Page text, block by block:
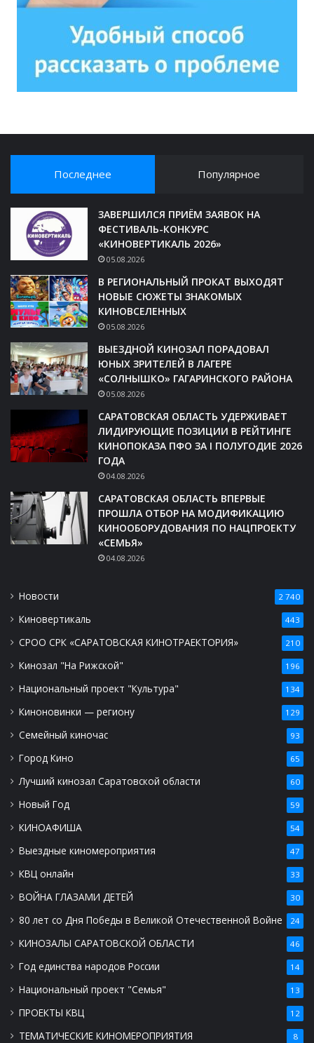
Последнее Популярное
ЗАВЕРШИЛСЯ ПРИЁМ ЗАЯВОК НА
ФЕСТИВАЛЬ-КОНКУРС
«КИНОВЕРТИКАЛЬ 2026»
05.08.2026
В РЕГИОНАЛЬНЫЙ ПРОКАТ ВЫХОДЯТ
НОВЫЕ СЮЖЕТЫ ЗНАКОМЫХ
КИНОВСЕЛЕННЫХ
05.08.2026
ВЫЕЗДНОЙ КИНОЗАЛ ПОРАДОВАЛ
ЮНЫХ ЗРИТЕЛЕЙ В ЛАГЕРЕ
«СОЛНЫШКО» ГАГАРИНСКОГО РАЙОНА
05.08.2026
САРАТОВСКАЯ ОБЛАСТЬ УДЕРЖИВАЕТ
ЛИДИРУЮЩИЕ ПОЗИЦИИ В РЕЙТИНГЕ
КИНОПОКАЗА ПФО ЗА I ПОЛУГОДИЕ 2026
ГОДА
04.08.2026
САРАТОВСКАЯ ОБЛАСТЬ ВПЕРВЫЕ
ПРОШЛА ОТБОР НА МОДИФИКАЦИЮ
КИНООБОРУДОВАНИЯ ПО НАЦПРОЕКТУ
«СЕМЬЯ»
04.08.2026
Новости 2 740
Киновертикаль 443
СРОО СРК «САРАТОВСКАЯ КИНОТРАЕКТОРИЯ» 210
Кинозал "На Рижской" 196
Национальный проект "Культура" 134
Киноновинки — региону 129
Семейный киночас 93
Город Кино 65
Лучший кинозал Саратовской области 60
Новый Год 59
КИНОАФИША 54
Выездные киномероприятия 47
КВЦ онлайн 33
ВОЙНА ГЛАЗАМИ ДЕТЕЙ 30
80 лет со Дня Победы в Великой Отечественной Войне 24
КИНОЗАЛЫ САРАТОВСКОЙ ОБЛАСТИ 46
Год единства народов России 14
Национальный проект "Семья" 13
ПРОЕКТЫ КВЦ 12
ТЕМАТИЧЕСКИЕ КИНОМЕРОПРИЯТИЯ 8